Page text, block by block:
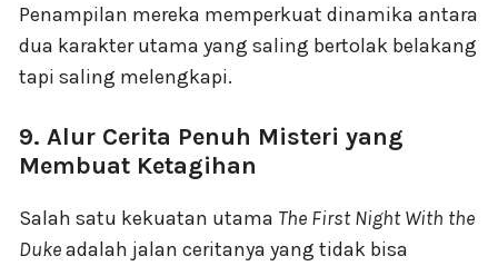
Penampilan mereka memperkuat dinamika antara
dua karakter utama yang saling bertolak belakang
tapi saling melengkapi.
9. Alur Cerita Penuh Misteri yang
Membuat Ketagihan
Salah satu kekuatan utama The First Night With the
Dukeadalah jalan ceritanya yang tidak bisa